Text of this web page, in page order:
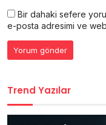
Bir dahaki sefere
e-posta adresimi ve
Trend Yazılar